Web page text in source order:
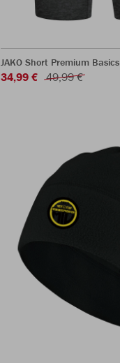
JAKO Short Premium Basics
34,99 € 49,99 €